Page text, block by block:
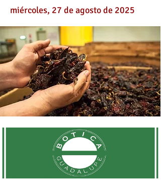
miércoles, 27 de agosto de 2025